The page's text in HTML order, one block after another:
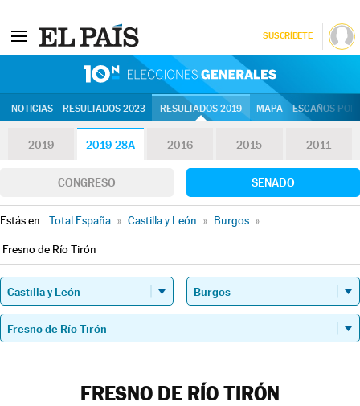
SUSCRÍBETE
NOTICIAS RESULTADOS 2023 RESULTADOS 2019 MAPA ESCAÑOS
2019 2019-28A 2016 2015 2011
CONGRESO SENADO
Estás en: Total España » Castilla y León » Burgos »
Fresno de Río Tirón
FRESNO DE RÍO TIRÓN